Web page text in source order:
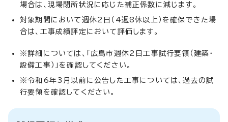
場合は、現場閉所状況に応じた補正係数に減じます。
対象期間において週休2日（4週8休以上）を確保できた場
合は、工事成績評定において評価します。
※詳細については、「広島市週休2日工事試行要領（建築・
設備工事）」を確認してください。
※令和6年3月以前に公告した工事については、過去の試
行要領を確認してください。